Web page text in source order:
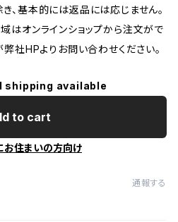
基本的には返品には応じません。
オンラインショップから注文がで
社HPよりお問い合わせください。
shipping available
to cart
お住まいの方向け
通報する